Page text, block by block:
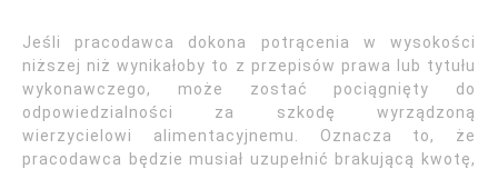
Jeśli pracodawca dokona potrącenia w wysokości
niższej niż wynikałoby to z przepisów prawa lub tytułu
wykonawczego, może zostać pociągnięty do
odpowiedzialności za szkodę wyrządzoną
wierzycielowi alimentacyjnemu. Oznacza to, że
pracodawca będzie musiał uzupełnić brakującą kwotę,